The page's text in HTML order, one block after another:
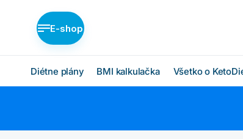
E-shop
Diétne plány
Nízka nadváha (BASIC)
BMI kalkulačka Všetko o
Ako KetoDiet
O proteínovej